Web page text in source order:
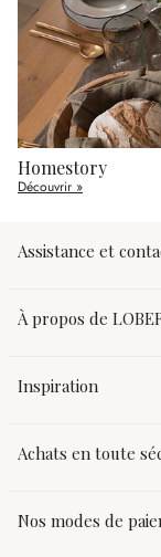
Homestory
Découvrir »
Assistance et
À propos de
Inspiration
Achats en toute
Nos modes de